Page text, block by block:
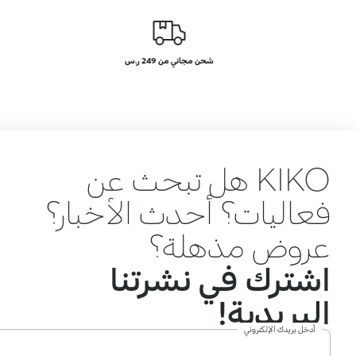
شحن مجاني من 249 ر.س
KIKO هل تبحث عن
فعاليات؟ أحدث الأخبار؟
عروض مذهلة؟
اشترك في نشرتنا
البريدية!
أدخل بريدك الإلكتروني